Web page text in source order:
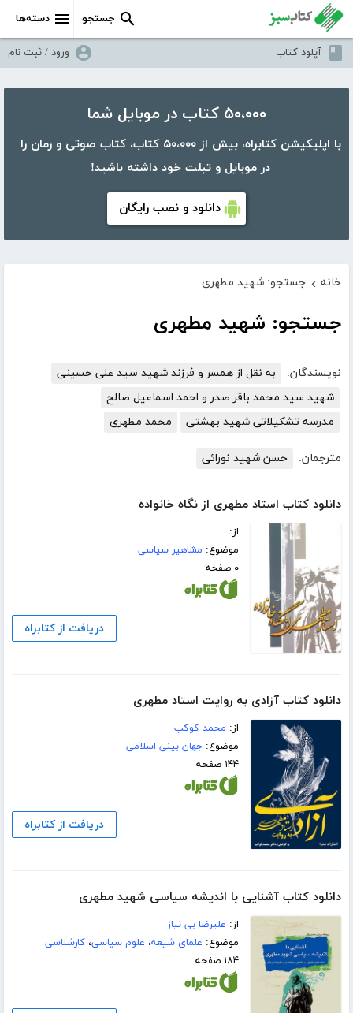
دسته‌ها جستجو
آپلود کتاب ورود / ثبت نام
۵۰،۰۰۰ کتاب در موبایل شما
با اپلیکیشن کتابراه، بیش از ۵۰،۰۰۰ کتاب، کتاب صوتی و رمان را
در موبایل و تبلت خود داشته باشید!
دانلود و نصب رایگان
خانه › جستجو: شهید مطهری
جستجو: شهید مطهری
نویسندگان:
به نقل از همسر و فرزند شهید سید علی حسینی
شهید سید محمد باقر صدر و احمد اسماعیل صالح
مدرسه تشکیلاتی شهید بهشتی
محمد مطهری
مترجمان: حسن شهید نورائی
دانلود کتاب استاد مطهری از نگاه خانواده
از: ...
موضوع: مشاهیر سیاسی
۰ صفحه
دریافت از کتابراه
دانلود کتاب آزادی به روایت استاد مطهری
از: محمد کوکب
موضوع:جهان بینی اسلامی
۱۴۴ صفحه
دریافت از کتابراه
دانلود کتاب آشنایی با اندیشه سیاسی شهید مطهری
از: علیرضا بی نیاز
موضوع: علمای شیعه، علوم سیاسی،کارشناسی
۱۸۴ صفحه